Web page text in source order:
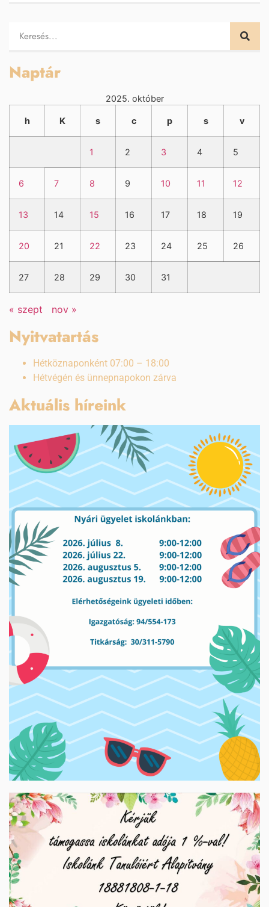
Naptár
2025. október
h K s c p s v
1 2 3 4 5
6 7 8 9 10 11 12
13 14 15 16 17 18 19
20 21 22 23 24 25 26
27 28 29 30 31
« szept nov »
Nyitvatartás
Hétköznaponként 07:00 – 18:00
Hétvégén és ünnepnapokon zárva
Aktuális híreink